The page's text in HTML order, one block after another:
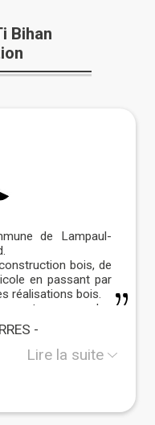
Bihan
de Lampaul-
bois, de
en passant par
réalisations bois.
avec des
bio-sourcés.
les auto-
Lire la suite